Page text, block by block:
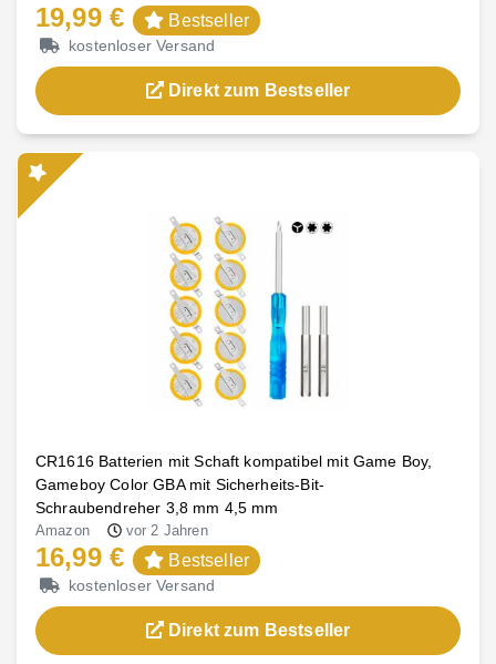
19,99 € Bestseller
kostenloser Versand
Direkt zum Bestseller
CR1616 Batterien mit Schaft kompatibel mit Game Boy,
Gameboy Color GBA mit Sicherheits-Bit-
Schraubendreher 3,8 mm 4,5 mm
Amazon vor 2 Jahren
16,99 € Bestseller
kostenloser Versand
Direkt zum Bestseller